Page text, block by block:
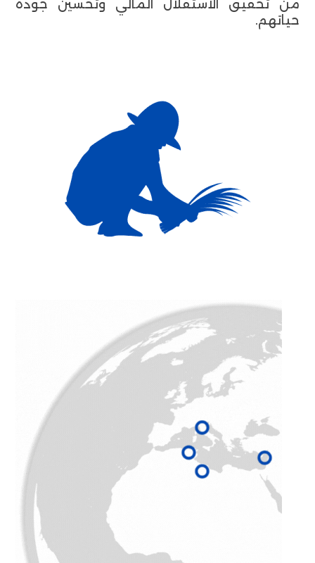
من تحقيق الاستقلال المالي وتحسين جودة
حياتهم.